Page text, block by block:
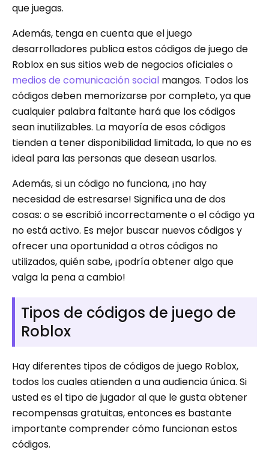
que juegas.
Además, tenga en cuenta que el juego
desarrolladores publica estos códigos de juego de
Roblox en sus sitios web de negocios oficiales o
medios de comunicación social mangos. Todos los
códigos deben memorizarse por completo, ya que
cualquier palabra faltante hará que los códigos
sean inutilizables. La mayoría de esos códigos
tienden a tener disponibilidad limitada, lo que no es
ideal para las personas que desean usarlos.
Además, si un código no funciona, ¡no hay
necesidad de estresarse! Significa una de dos
cosas: o se escribió incorrectamente o el código ya
no está activo. Es mejor buscar nuevos códigos y
ofrecer una oportunidad a otros códigos no
utilizados, quién sabe, ¡podría obtener algo que
valga la pena a cambio!
Tipos de códigos de juego de
Roblox
Hay diferentes tipos de códigos de juego Roblox,
todos los cuales atienden a una audiencia única. Si
usted es el tipo de jugador al que le gusta obtener
recompensas gratuitas, entonces es bastante
importante comprender cómo funcionan estos
códigos.